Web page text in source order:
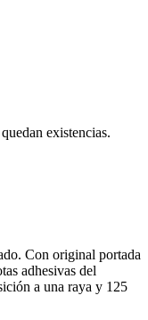
existencias.
Con original portada
adhesivas del
a una raya y 125